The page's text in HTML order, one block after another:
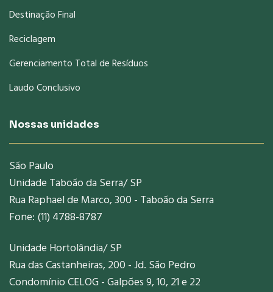
Destinação Final
Reciclagem
Gerenciamento Total de Resíduos
Laudo Conclusivo
Nossas unidades
São Paulo
Unidade Taboão da Serra/ SP
Rua Raphael de Marco, 300 - Taboão da Serra
Fone: (11) 4788-8787
Unidade Hortolândia/ SP
Rua das Castanheiras, 200 - Jd. São Pedro
Condomínio CELOG - Galpões 9, 10, 21 e 22